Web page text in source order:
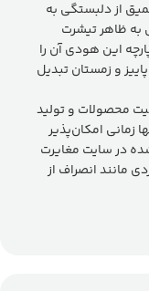
از دلبستگی به
به ظاهر تیشرت
این هودی آن را
و زمستان تبدیل
محصولات و تولید
امکان‌پذیر
در سایت مغایرت
مانند انصراف از